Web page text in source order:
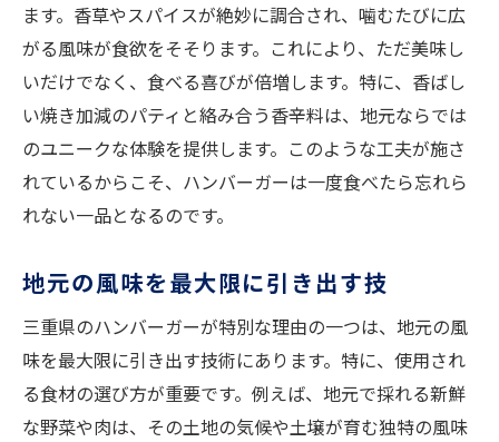
ます。香草やスパイスが絶妙に調合され、噛むたびに広
がる風味が食欲をそそります。これにより、ただ美味し
いだけでなく、食べる喜びが倍増します。特に、香ばし
い焼き加減のパティと絡み合う香辛料は、地元ならでは
のユニークな体験を提供します。このような工夫が施さ
れているからこそ、ハンバーガーは一度食べたら忘れら
れない一品となるのです。
地元の風味を最大限に引き出す技
三重県のハンバーガーが特別な理由の一つは、地元の風
味を最大限に引き出す技術にあります。特に、使用され
る食材の選び方が重要です。例えば、地元で採れる新鮮
な野菜や肉は、その土地の気候や土壌が育む独特の風味